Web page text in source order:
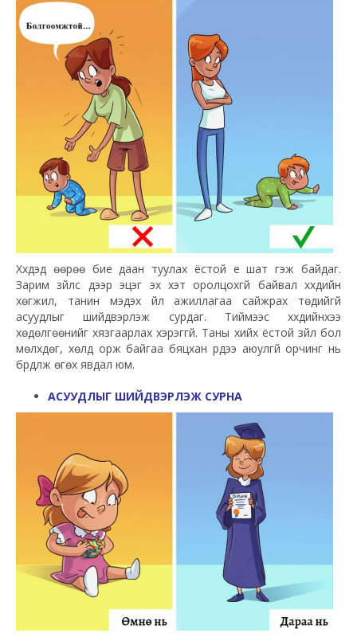
Хүүхдэд өөрөө бие даан туулах ёстой үе шат гэж байдаг.
Зарим зүйлс дээр эцэг эх хэт оролцохгүй байвал хүүхдийн
хөгжил, танин мэдэх үйл ажиллагаа сайжрах төдийгүй
асуудлыг шийдвэрлэж сурдаг. Тиймээс хүүхдийнхээ
хөдөлгөөнийг хязгаарлах хэрэггүй. Таны хийх ёстой зүйл бол
мөлхдөг, хөлд орж байгаа бяцхан үрдээ аюулгүй орчинг нь
бүрдүүлж өгөх явдал юм.
АСУУДЛЫГ ШИЙДВЭРЛЭЖ СУРНА